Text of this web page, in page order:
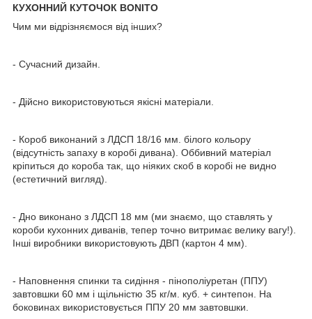
КУХОННИЙ КУТОЧОК BONITO
Чим ми відрізняємося від інших?
- Сучасний дизайн.
- Дійсно використовуються якісні матеріали.
- Короб виконаний з ЛДСП 18/16 мм. білого кольору
(відсутність запаху в коробі дивана). Оббивний матеріал
кріпиться до короба так, що ніяких скоб в коробі не видно
(естетичний вигляд).
- Дно виконано з ЛДСП 18 мм (ми знаємо, що ставлять у
короби кухонних диванів, тепер точно витримає велику вагу!).
Інші виробники використовують ДВП (картон 4 мм).
- Наповнення спинки та сидіння - пінополіуретан (ППУ)
завтовшки 60 мм і щільністю 35 кг/м. куб. + синтепон. На
боковинах використовується ППУ 20 мм завтовшки.